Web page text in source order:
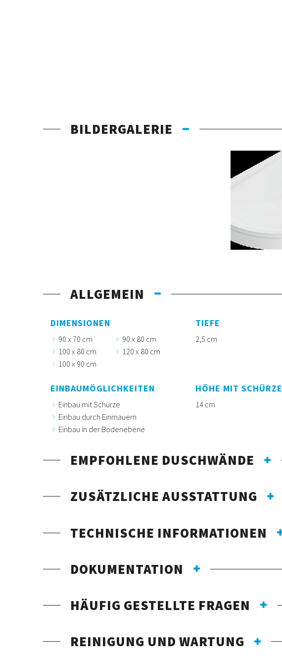
BILDERGALERIE
ALLGEMEIN
DIMENSIONEN
90 x 70 cm
90 x 80 cm
100 x 80 cm
120 x 80 cm
100 x 90 cm
TIEFE
2,5 cm
EINBAUMÖGLICHKEITEN
Einbau mit Schürze
Einbau durch Einmauern
Einbau in der Bodenebene
HÖHE MIT SCHÜRZE
14 cm
EMPFOHLENE DUSCHWÄNDE
ZUSÄTZLICHE AUSSTATTUNG
TECHNISCHE INFORMATIONEN
DOKUMENTATION
HÄUFIG GESTELLTE FRAGEN
REINIGUNG UND WARTUNG